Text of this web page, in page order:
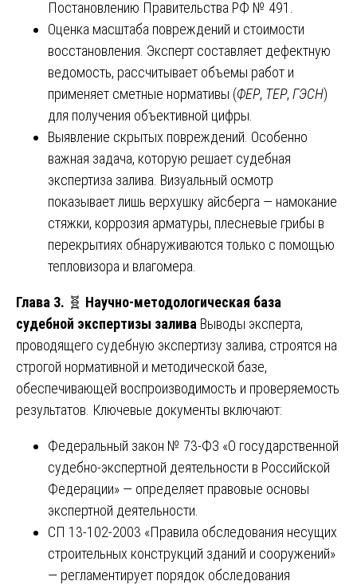
Постановлению Правительства РФ № 491.
Оценка масштаба повреждений и стоимости
восстановления. Эксперт составляет дефектную
ведомость, рассчитывает объемы работ и
применяет сметные нормативы (ФЕР, ТЕР, ГЭСН)
для получения объективной цифры.
Выявление скрытых повреждений. Особенно
важная задача, которую решает судебная
экспертиза залива. Визуальный осмотр
показывает лишь верхушку айсберга — намокание
стяжки, коррозия арматуры, плесневые грибы в
перекрытиях обнаруживаются только с помощью
тепловизора и влагомера.
Глава 3. 🧬 Научно-методологическая база
судебной экспертизы залива Выводы эксперта,
проводящего судебную экспертизу залива, строятся на
строгой нормативной и методической базе,
обеспечивающей воспроизводимость и проверяемость
результатов. Ключевые документы включают:
Федеральный закон № 73-ФЗ «О государственной
судебно-экспертной деятельности в Российской
Федерации» — определяет правовые основы
экспертной деятельности.
СП 13-102-2003 «Правила обследования несущих
строительных конструкций зданий и сооружений»
— регламентирует порядок обследования